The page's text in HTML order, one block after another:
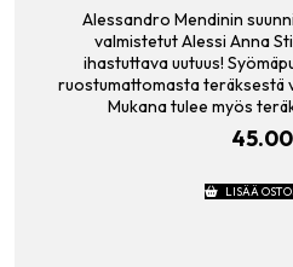
Alessandro Mendinin
valmistetut Alessi Anna
ihastuttava uutuus!
ruostumattomasta teräksestä
Mukana tulee myös
LISÄÄ